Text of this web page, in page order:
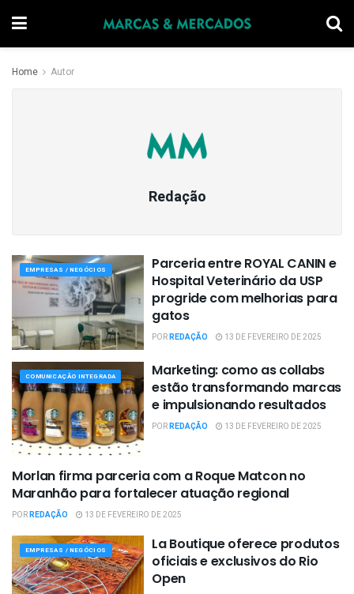
Home Autor
Redação
EMPRESAS / NEGÓCIOS
Parceria entre ROYAL CANIN e
Hospital Veterinário da USP
progride com melhorias para
gatos
PORREDAÇÃO 13 DE FEVEREIRO DE 2025
COMUNICAÇÃO INTEGRADA
Marketing: como as collabs
estão transformando marcas
e impulsionando resultados
PORREDAÇÃO 13 DE FEVEREIRO DE 2025
EMPRESAS / NEGÓCIOS
Morlan firma parceria com a Roque Matcon no
Maranhão para fortalecer atuação regional
PORREDAÇÃO 13 DE FEVEREIRO DE 2025
EMPRESAS / NEGÓCIOS
La Boutique oferece produtos
oficiais e exclusivos do Rio
Open